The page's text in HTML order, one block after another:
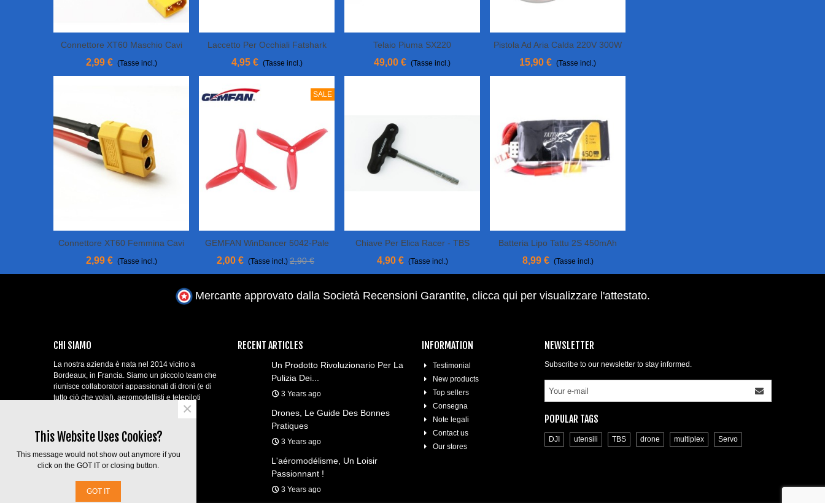
Aggiungi Al Carrello
Connettore XT60 Maschio Cavi
AWG14 A 10 Cm
2,99 € (Tasse incl.)
Aggiungi Al Carrello
Connettore XT60 Femmina Cavi
AWG14 A 10 Cm
2,99 € (Tasse incl.)
View More
Laccetto Per Occhiali Fatshark
4,95 € (Tasse incl.)
SALE
View More
GEMFAN WinDancer 5042-Pale
SOSTENIBILE
2,00 € (Tasse incl.) 2,90 €
Aggiungi Al Carrello
Telaio Piuma SX220
49,00 € (Tasse incl.)
View More
Chiave Per Elica Racer - TBS
4,90 € (Tasse incl.)
View More
Pistola Ad Aria Calda 220V 300W
15,90 € (Tasse incl.)
View More
Batteria Lipo Tattu 2S 450mAh
75C XT30
8,99 € (Tasse incl.)
CHI SIAMO
La nostra azienda è nata nel 2014 vicino a
Bordeaux, in Francia. Siamo un piccolo team che
riunisce collaboratori appassionati di droni (e di
tutto ciò che vola!), aeromodellisti e telepiloti
contact@aerial-shop.com.
RECENT ARTICLES
Un Prodotto Rivoluzionario Per La
Pulizia Dei...
3 Years ago
Drones, Le Guide Des Bonnes
Pratiques
3 Years ago
L'aéromodélisme, Un Loisir
Passionnant !
3 Years ago
INFORMATION
Testimonial
New products
Top sellers
Consegna
Note legali
Contact us
Our stores
NEWSLETTER
Subscribe to our newsletter to stay informed.
POPULAR TAGS
DJI utensili TBS drone multiplex Servo
Mercante approvato dalla Società Recensioni Garantite, clicca qui per visualizzare l'attestato.
This Website Uses Cookies?
This message would not show out anymore if you
click on the GOT IT or closing button.
GOT IT
×